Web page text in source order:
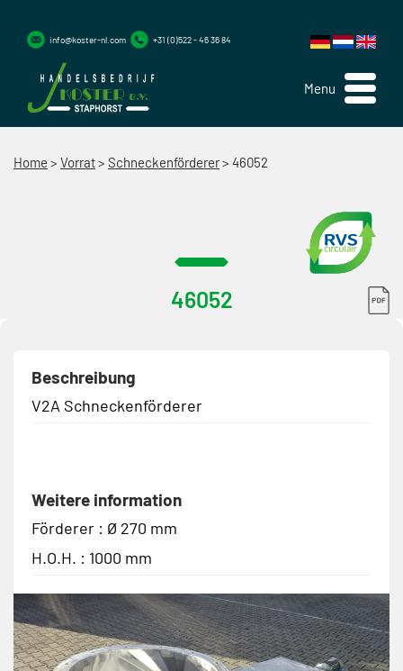
Menu
info@koster-nl.com +31 (0)522 - 46 36 84
Home > Vorrat> Schneckenförderer> 46052
46052
Beschreibung
V2A Schneckenförderer
Weitere information
Förderer : Ø 270 mm
H.O.H. : 1000 mm